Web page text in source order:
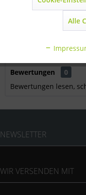
100%-igem
Bewertungen
0
Bewertungen lesen,
NEWSLETTER
WIR VERSENDEN MIT
Sonstige
Alle